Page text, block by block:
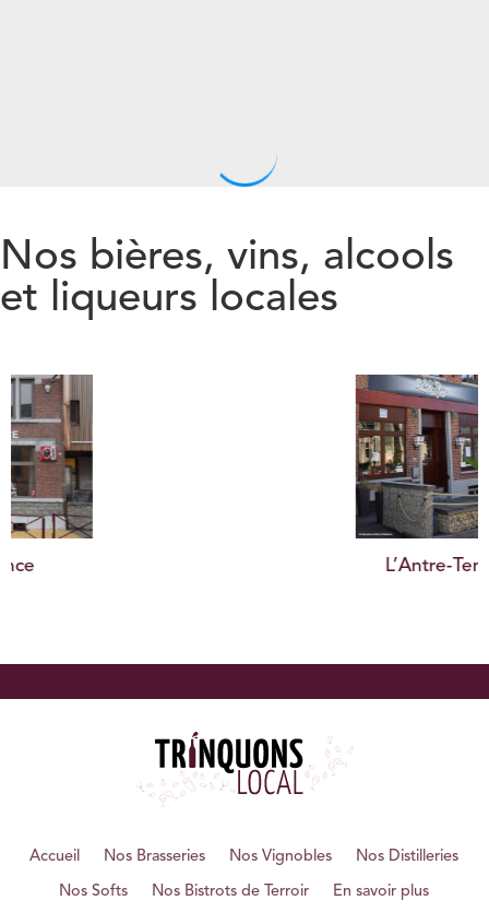
Nos bières, vins, alcools
et liqueurs locales
Accueil Nos Brasseries Nos Vignobles Nos Distilleries
Nos Softs Nos Bistrots de Terroir En savoir plus